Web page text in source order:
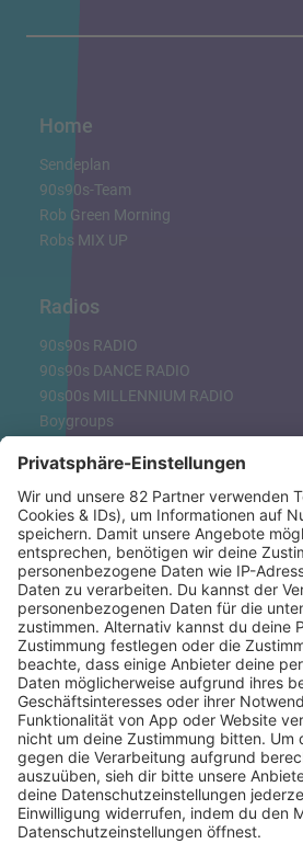
Home
Sendeplan
90s90s-Team
Rob Green Morning
Robs MIX UP
Radios
90s90s RADIO
90s90s DANCE RADIO
90s00s MILLENNIUM RADIO
Boygroups
Clubhits
Dinnerparty
Eurodance
Grunge
Hiphop & Rap
Hiphop deutsch
House
Ibiza
Loveparade
Lovesongs
Mayday
Rave
Reggae
RnB Ballads
Rock